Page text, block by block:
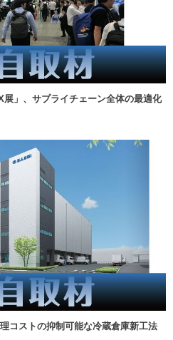
展」、サプライチェーン全体の最適化
コストの抑制可能な冷蔵倉庫新工法